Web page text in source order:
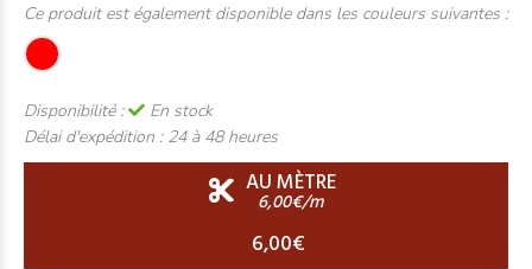
Ce produit est également disponible dans les couleurs suivantes :
Disponibilité :
En stock
Délai d'expédition : 24 à 48 heures
AU MÈTRE
6,00€/m
6,00€